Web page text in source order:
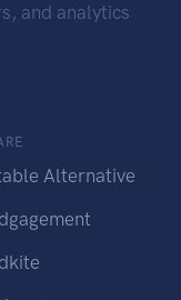
and analytics
Alternative